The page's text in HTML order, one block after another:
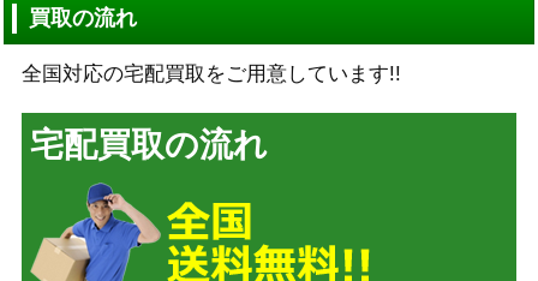
買取の流れ
全国対応の宅配買取をご用意しています!!
宅配買取の流れ